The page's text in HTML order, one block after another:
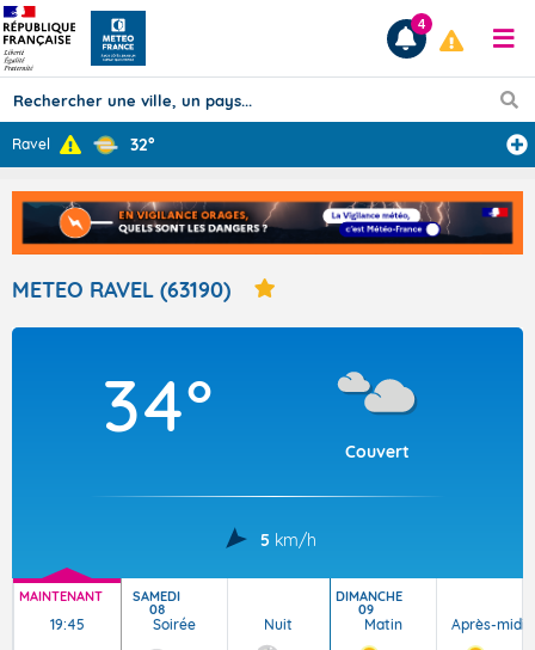
Prévisions
TOUS LES RÉSULTATS
Articles
4
Ravel 32°
METEO RAVEL (63190)
34°
Couvert
5 km/h
MAINTENANT
19:45
SAMEDI
08
Soirée Nuit
DIMANCHE
09
Matin Après-midi